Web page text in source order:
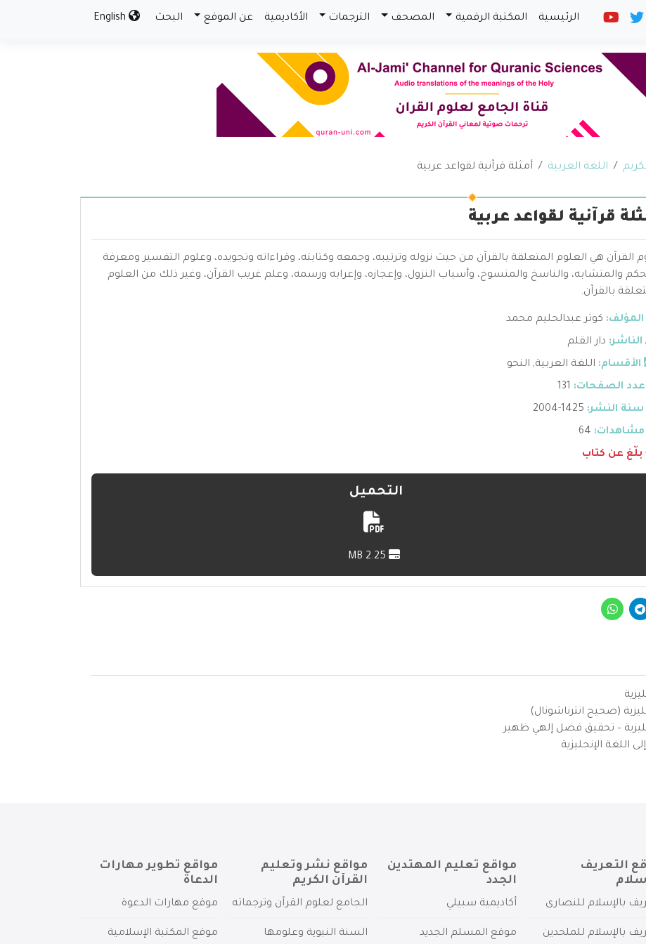
الرئيسية المكتبة الرقمية المصحف الترجمات الأكاديمية عن الموقع البحث
اللغة العربية أمثلة قرآنية لقواعد عربية
قرآنية لقواعد عربية
القرآن هي العلوم المتعلقة بالقرآن من حيث نزوله وترتيبه، وجمعه وكتابته، وقراءاته وتجويده، وعلوم التفسير ومعرفة
والمتشابه، والناسخ والمنسوخ، وأسباب النزول، وإعجازه، وإعرابه ورسمه، وعلم غريب القرآن، وغير ذلك من العلوم
بالقرآن.
المؤلف: كوثر عبدالحليم محمد
الناشر: دار القلم
الأقسام: اللغة العربية, النحو
عدد الصفحات: 131
سنة النشر: 1425-2004
مشاهدات:
بلّغ عن كتاب
التحميل
(صحيح انترناشونال)
– تحقيق فضل إلهي ظهير
اللغة الإنجليزية
التعريف
بالإسلام للنصارى
بالإسلام للملحدين
مواقع تعليم المهتدين
الجدد
أكاديمية سبيلي
موقع المسلم الجديد
مواقع نشر وتعليم
القرآن الكريم
الجامع لعلوم القرآن وترجماته
السنة النبوية وعلومها
مواقع تطوير مهارات
الدعاة
موقع مهارات الدعوة
موقع المكتبة الإسلامية